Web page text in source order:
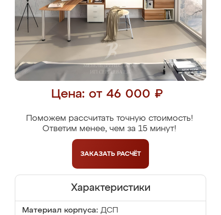
Цена: от 46 000 ₽
Поможем рассчитать точную стоимость!
Ответим менее, чем за 15 минут!
ЗАКАЗАТЬ РАСЧЁТ
Характеристики
Материал корпуса: ДСП